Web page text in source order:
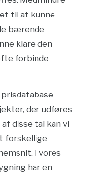
til at kunne
bærende
klare den
forbinde
der udføres
disse tal kan vi
forskellige
I vores
har en